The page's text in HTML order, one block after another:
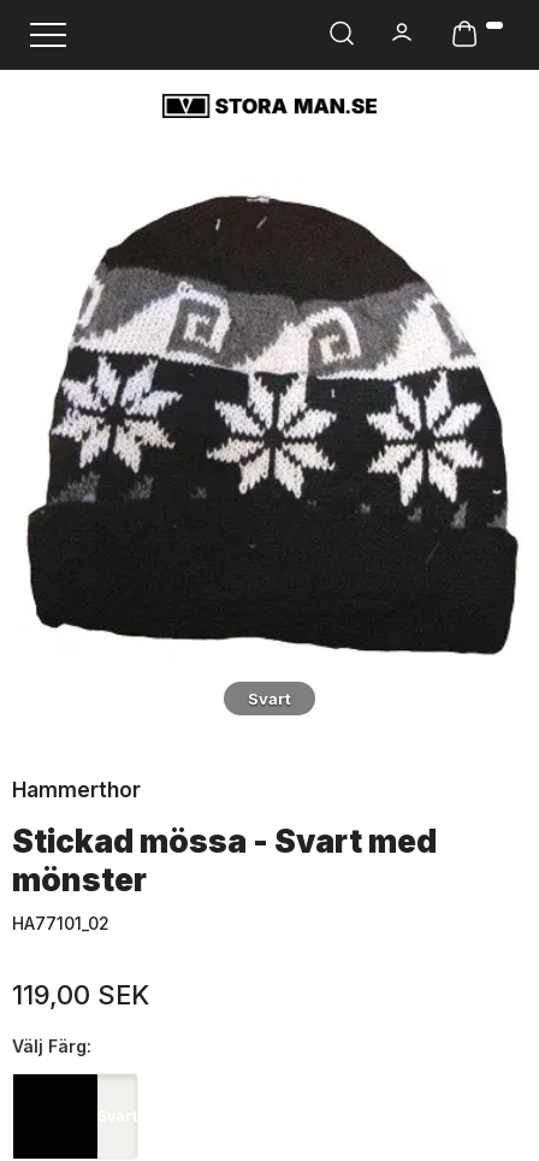
Ändra navigering
Svart
Hammerthor
Stickad mössa - Svart med
mönster
HA77101_02
119,00 SEK
Välj Färg:
Svart